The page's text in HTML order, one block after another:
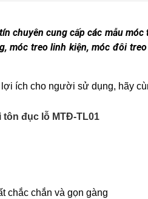
chuyên cung cấp các mẫu
móc treo linh kiện, móc đôi
ích cho người sử dụng, hãy
tôn đục lỗ MTĐ-TL01
chắc chắn và gọn gàng